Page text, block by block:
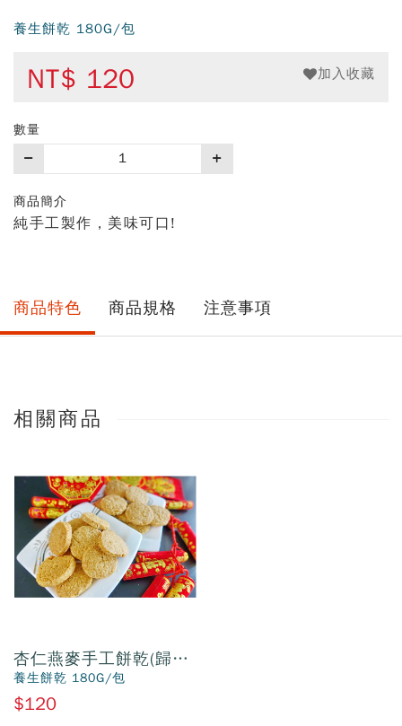
養生餅乾 180G/包
NT$ 120 加入收藏
數量
買
數
量
商品簡介
純手工製作，美味可口!
商品特色 商品規格 注意事項
相關商品
杏仁燕麥手工餅乾(歸人
莎崙烘焙坊)
養生餅乾 180G/包
$120